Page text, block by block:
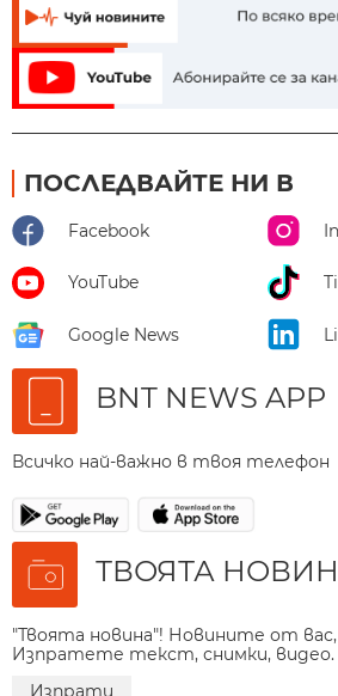
ПОСЛЕДВАЙТЕ НИ В
Facebook
YouTube
Google News
BNT NEWS APP
Всичко най-важно в твоя телефон
ТВОЯТА
"Твоята новина"! Новините от
Изпратете текст, снимки, видео.
Изпрати